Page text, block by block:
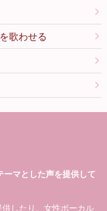
歌わせる
ーマとした声を提供して
したり、女性ボーカル